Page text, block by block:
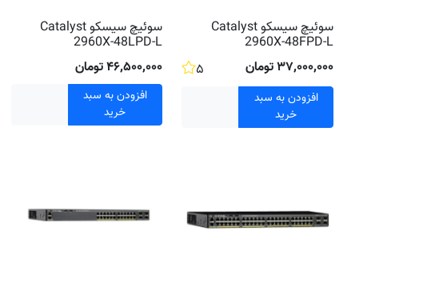
سوئیچ سیسکو Catalyst
2960X-48FPD-L
۵
۳۷٬۰۰۰٬۰۰۰ تومان
افزودن به سبد
خرید
سوئیچ سیسکو Catalyst
2960X-48LPD-L
۴۶٬۵۰۰٬۰۰۰ تومان
افزودن به سبد
خرید